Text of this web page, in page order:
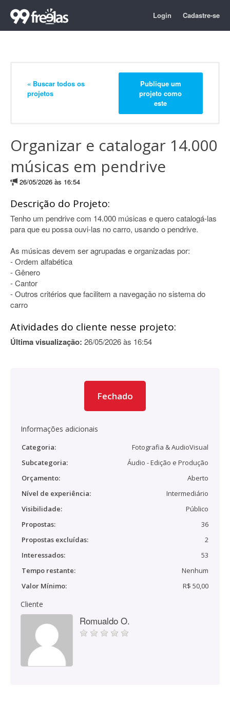
Login Cadastre-se
« Buscar todos os
projetos
Publique um
projeto como
este
Organizar e catalogar 14.000
músicas em pendrive
26/05/2026 às 16:54
Descrição do Projeto:
Tenho um pendrive com 14.000 músicas e quero catalogá-las
para que eu possa ouvi-las no carro, usando o pendrive.
As músicas devem ser agrupadas e organizadas por:
- Ordem alfabética
- Gênero
- Cantor
- Outros critérios que facilitem a navegação no sistema do
carro
Atividades do cliente nesse projeto:
Última visualização: 26/05/2026 às 16:54
Fechado
Informações adicionais
Categoria:
Fotografia & AudioVisual
Subcategoria:
Áudio - Edição e Produção
Orçamento:
Aberto
Nível de experiência:
Intermediário
Visibilidade:
Público
Propostas:
36
Propostas excluídas:
2
Interessados:
53
Tempo restante:
Nenhum
Valor Mínimo:
R$ 50,00
Cliente
Romualdo O.